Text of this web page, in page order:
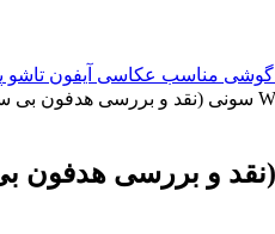
گوشی مناسب عکاسی آیفون تاشو